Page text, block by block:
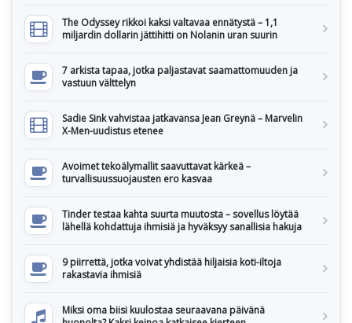
The Odyssey rikkoi kaksi valtavaa ennätystä – 1,1
miljardin dollarin jättihitti on Nolanin uran suurin
7 arkista tapaa, jotka paljastavat saamattomuuden ja
vastuun välttelyn
Sadie Sink vahvistaa jatkavansa Jean Greynä – Marvelin
X-Men-uudistus etenee
Avoimet tekoälymallit saavuttavat kärkeä –
turvallisuussuojausten ero kasvaa
Tinder testaa kahta suurta muutosta – sovellus löytää
lähellä kohdattuja ihmisiä ja hyväksyy sanallisia hakuja
9 piirrettä, jotka voivat yhdistää hiljaisia koti-iltoja
rakastavia ihmisiä
Miksi oma biisi kuulostaa seuraavana päivänä